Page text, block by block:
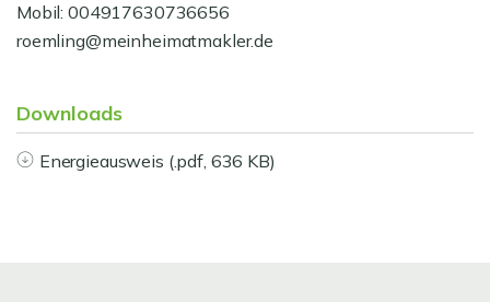
Mobil: 004917630736656
roemling@meinheimatmakler.de
Downloads
Energieausweis (.pdf, 636 KB)